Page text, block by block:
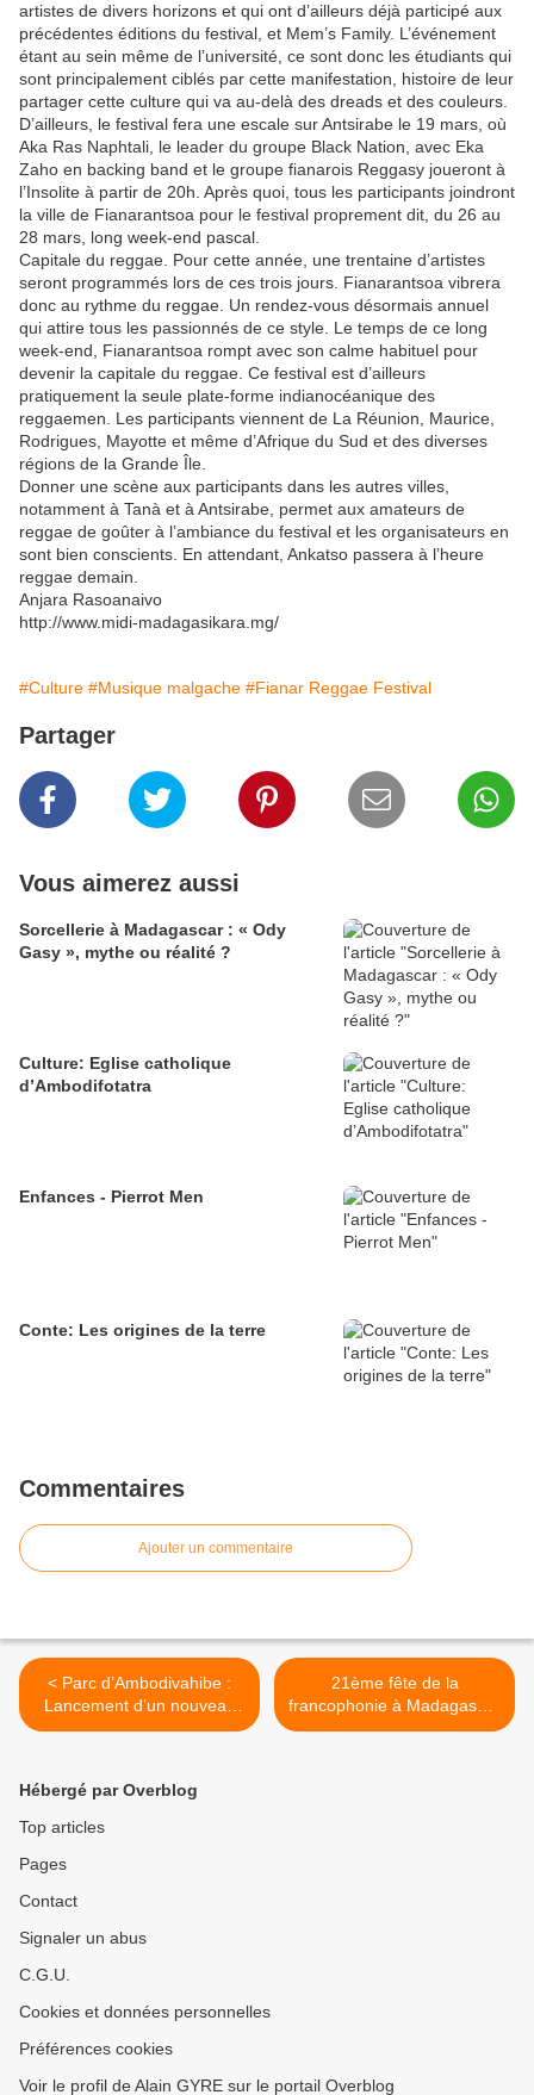
artistes de divers horizons et qui ont d’ailleurs déjà participé aux
précédentes éditions du festival, et Mem’s Family. L’événement
étant au sein même de l’université, ce sont donc les étudiants qui
sont principalement ciblés par cette manifestation, histoire de leur
partager cette culture qui va au-delà des dreads et des couleurs.
D’ailleurs, le festival fera une escale sur Antsirabe le 19 mars, où
Aka Ras Naphtali, le leader du groupe Black Nation, avec Eka
Zaho en backing band et le groupe fianarois Reggasy joueront à
l’Insolite à partir de 20h. Après quoi, tous les participants joindront
la ville de Fianarantsoa pour le festival proprement dit, du 26 au
28 mars, long week-end pascal.
Capitale du reggae. Pour cette année, une trentaine d’artistes
seront programmés lors de ces trois jours. Fianarantsoa vibrera
donc au rythme du reggae. Un rendez-vous désormais annuel
qui attire tous les passionnés de ce style. Le temps de ce long
week-end, Fianarantsoa rompt avec son calme habituel pour
devenir la capitale du reggae. Ce festival est d’ailleurs
pratiquement la seule plate-forme indianocéanique des
reggaemen. Les participants viennent de La Réunion, Maurice,
Rodrigues, Mayotte et même d’Afrique du Sud et des diverses
régions de la Grande Île.
Donner une scène aux participants dans les autres villes,
notamment à Tanà et à Antsirabe, permet aux amateurs de
reggae de goûter à l’ambiance du festival et les organisateurs en
sont bien conscients. En attendant, Ankatso passera à l’heure
reggae demain.
Anjara Rasoanaivo
http://www.midi-madagasikara.mg/
#Culture #Musique malgache #Fianar Reggae Festival
Partager
Vous aimerez aussi
Sorcellerie à Madagascar : « Ody
Gasy », mythe ou réalité ?
Culture: Eglise catholique
d’Ambodifotatra
Enfances - Pierrot Men
Conte: Les origines de la terre
Commentaires
Ajouter un commentaire
< Parc d’Ambodivahibe :
Lancement d’un nouveau
circuit touristique
21ème fête de la
francophonie à Madagascar
>
Hébergé par Overblog
Top articles
Pages
Contact
Signaler un abus
C.G.U.
Cookies et données personnelles
Préférences cookies
Voir le profil de Alain GYRE sur le portail Overblog